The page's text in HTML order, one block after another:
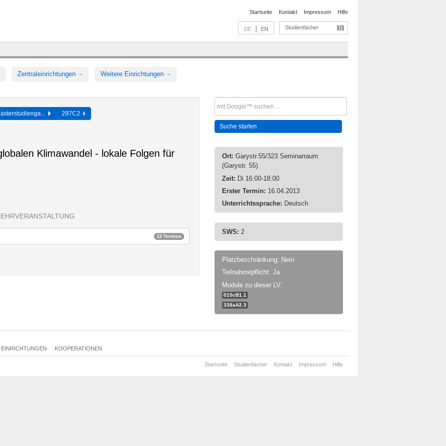
Startseite Kontakt Impressum Hilfe
DE EN Studienfächer
Zentraleinrichtungen Weitere Einrichtungen
297C2
Klimawandel - lokale Folgen für
13 Termine
Ort: Garystr.55/323 Seminarraum
(Garystr. 55)
Zeit: Di 16:00-18:00
Erster Termin: 16.04.2013
Unterrichtssprache: Deutsch
SWS: 2
Platzbeschränkung: Nein
Teilnahmepflicht: Ja
Module zu dieser LV:
015cB1.1
338aA2.3
EINRICHTUNGEN KOOPERATIONEN
Startseite Studienfächer Kontakt Impressum Hilfe